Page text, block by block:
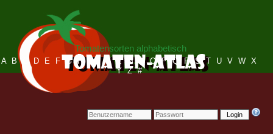
Login
Tomatensorten alphabetisch
A B C D E F G H I J K L M N O P Q R S T U V W X
Y Z #